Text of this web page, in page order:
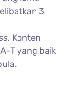
3
Konten
T yang baik